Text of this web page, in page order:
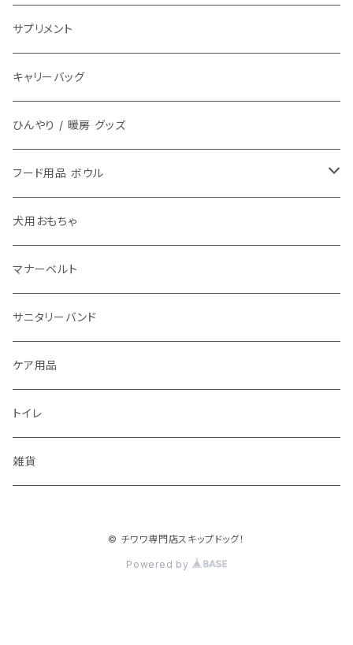
サプリメント
キャリーバッグ
ひんやり / 暖房 グッズ
フード用品 ボウル
フードボウル
犬用おもちゃ
マナーベルト
サニタリーバンド
ケア用品
トイレ
雑貨
© チワワ専門店スキップドッグ！
Powered by